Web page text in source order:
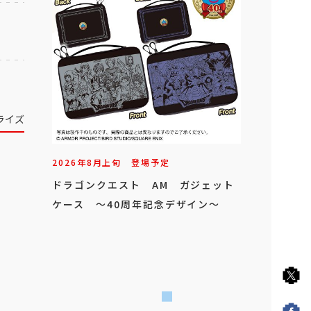
イズ
2026年8月上旬 登場予定
ドラゴンクエスト AM ガジェット
ケース ～40周年記念デザイン～